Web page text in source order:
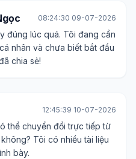
08:24:30 09-07-2026
đúng lúc quá. Tôi đang cần
nhân và chưa biết bắt đầu
chia sẻ!
12:45:39 10-07-2026
thể chuyển đổi trực tiếp từ
Tôi có nhiều tài liệu
bày.